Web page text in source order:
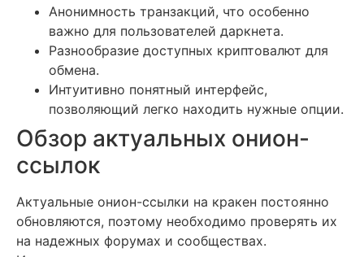
Анонимность транзакций, что особенно
важно для пользователей даркнета.
Разнообразие доступных криптовалют для
обмена.
Интуитивно понятный интерфейс,
позволяющий легко находить нужные опции.
Обзор актуальных онион-
ссылок
Актуальные онион-ссылки на кракен постоянно
обновляются, поэтому необходимо проверять их
на надежных форумах и сообществах.